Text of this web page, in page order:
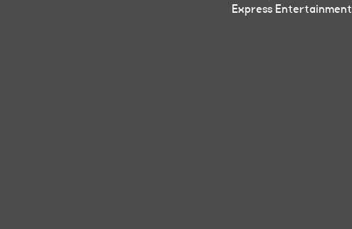
Express Entertainment